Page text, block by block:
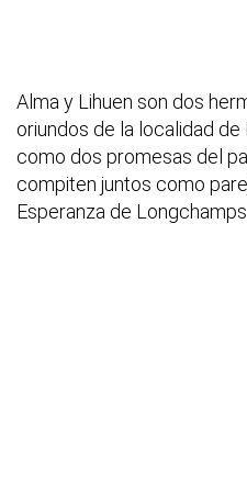
Alma y Lihuen son dos
oriundos de la localidad
como dos promesas del
compiten juntos como
Esperanza de